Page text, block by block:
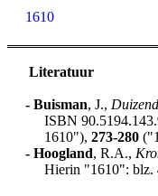
1610
Literatuur
- Buisman, J.,
ISBN
1610"),273-280
- Hoogland, R.A.,
Hierin "1610": blz.